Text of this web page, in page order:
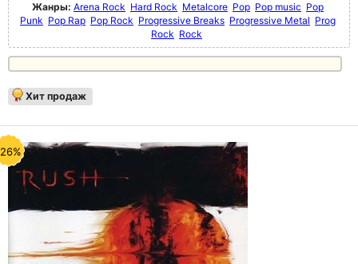
Жанры: Arena Rock Hard Rock Metalcore Pop Pop music Pop
Punk Pop Rap Pop Rock Progressive Breaks Progressive Metal Prog
Rock Rock
Хит продаж